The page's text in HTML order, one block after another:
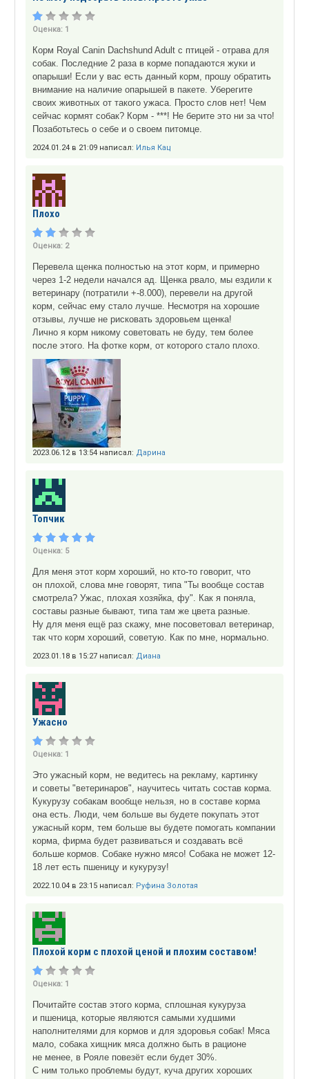
Оценка: 1
Корм Royal Canin Dachshund Adult с птицей - отрава для
собак. Последние 2 раза в корме попадаются жуки и
опарыши! Если у вас есть данный корм, прошу обратить
внимание на наличие опарышей в пакете. Уберегите
своих животных от такого ужаса. Просто слов нет! Чем
сейчас кормят собак? Корм - ***! Не берите это ни за что!
Позаботьтесь о себе и о своем питомце.
2024.01.24 в 21:09 написал: Илья Кац
Плохо
Оценка: 2
Перевела щенка полностью на этот корм, и примерно
через 1-2 недели начался ад. Щенка рвало, мы ездили к
ветеринару (потратили +-8.000), перевели на другой
корм, сейчас ему стало лучше. Несмотря на хорошие
отзывы, лучше не рисковать здоровьем щенка!
Лично я корм никому советовать не буду, тем более
после этого. На фотке корм, от которого стало плохо.
2023.06.12 в 13:54 написал: Дарина
Топчик
Оценка: 5
Для меня этот корм хороший, но кто-то говорит, что
он плохой, слова мне говорят, типа "Ты вообще состав
смотрела? Ужас, плохая хозяйка, фу". Как я поняла,
составы разные бывают, типа там же цвета разные.
Ну для меня ещё раз скажу, мне посоветовал ветеринар,
так что корм хороший, советую. Как по мне, нормально.
2023.01.18 в 15:27 написал: Диана
Ужасно
Оценка: 1
Это ужасный корм, не ведитесь на рекламу, картинку
и советы "ветеринаров", научитесь читать состав корма.
Кукурузу собакам вообще нельзя, но в составе корма
она есть. Люди, чем больше вы будете покупать этот
ужасный корм, тем больше вы будете помогать компании
корма, фирма будет развиваться и создавать всё
больше кормов. Собаке нужно мясо! Собака не может 12-
18 лет есть пшеницу и кукурузу!
2022.10.04 в 23:15 написал: Руфина Золотая
Плохой корм с плохой ценой и плохим составом!
Оценка: 1
Почитайте состав этого корма, сплошная кукуруза
и пшеница, которые являются самыми худшими
наполнителями для кормов и для здоровья собак! Мяса
мало, собака хищник мяса должно быть в рационе
не менее, в Рояле повезёт если будет 30%.
С ним только проблемы будут, куча других хороших